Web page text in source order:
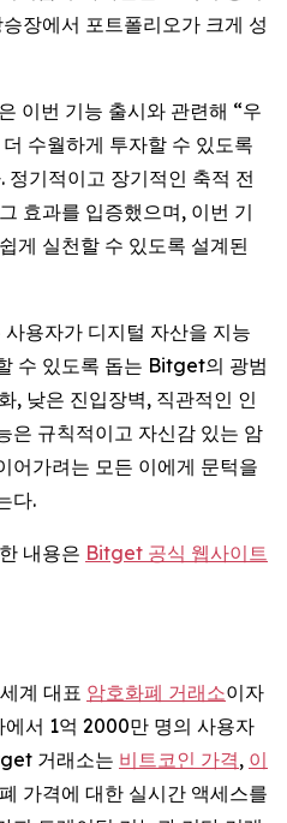
장에서 포트폴리오가 크게 성
은 이번 기능 출시와 관련해 “우
수월하게 투자할 수 있도록
기적이고 장기적인 축적 전
효과를 입증했으며, 이번 기
게 실천할 수 있도록 설계된
용자가 디지털 자산을 지능
수 있도록 돕는 Bitget의 광범
, 낮은 진입장벽, 직관적인 인
은 규칙적이고 자신감 있는 암
어가려는 모든 이에게 문턱을
다.
내용은 Bitget 공식 웹사이트
계 대표 암호화폐 거래소이자
서 1억 2000만 명의 사용자
거래소는 비트코인 가격, 이
가격에 대한 실시간 액세스를